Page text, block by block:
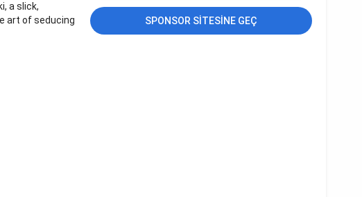
SPONSOR SITESINE GEÇ
a slick,
art of seducing